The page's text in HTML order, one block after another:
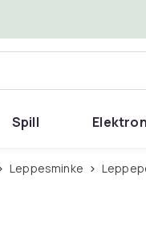
Spill
Leppesminke